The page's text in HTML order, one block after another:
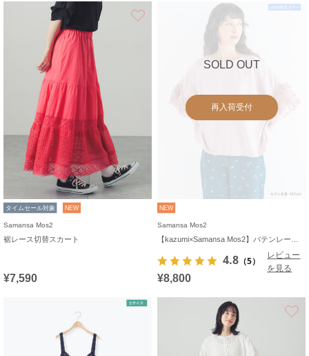
タイムセール対象 NEW
Samansa Mos2
裾レース切替スカート
¥7,590
SOLD OUT
再入荷受付
NEW
Samansa Mos2
4.8 （5）
レビュー
を見る
¥8,800